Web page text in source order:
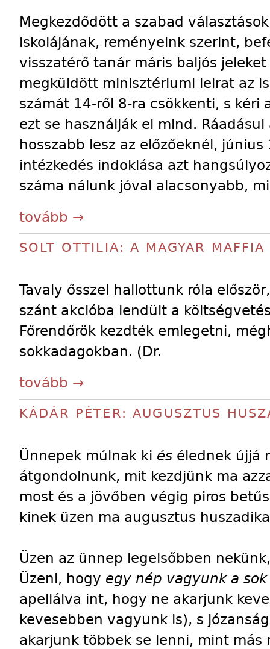
Megkezdődött a szabad
iskolájának, reményeink szerint,
visszatérő tanár máris baljós
megküldött minisztériumi leirat az
számát 14-ről 8-ra csökkenti, s
ezt se használják el mind.
hosszabb lesz az előzőeknél,
intézkedés indoklása azt
száma nálunk jóval alacsonyabb,
tovább →
SOLT OTTILIA: A MAGYAR MAFFIA
Tavaly ősszel hallottunk róla
szánt akcióba lendült a
Főrendőrök kezdték emlegetni,
sokkadagokban. (Dr.
tovább →
KÁDÁR PÉTER: AUGUSZTUS
Ünnepek múlnak ki és élednek újjá
átgondolnunk, mit kezdjünk ma
most és a jövőben végig piros
kinek üzen ma augusztus
Üzen az ünnep legelsőbben
Üzeni, hogy egy nép vagyunk a
apellálva int, hogy ne akarjunk
kevesebben vagyunk is), s
akarjunk többek se lenni, mint más